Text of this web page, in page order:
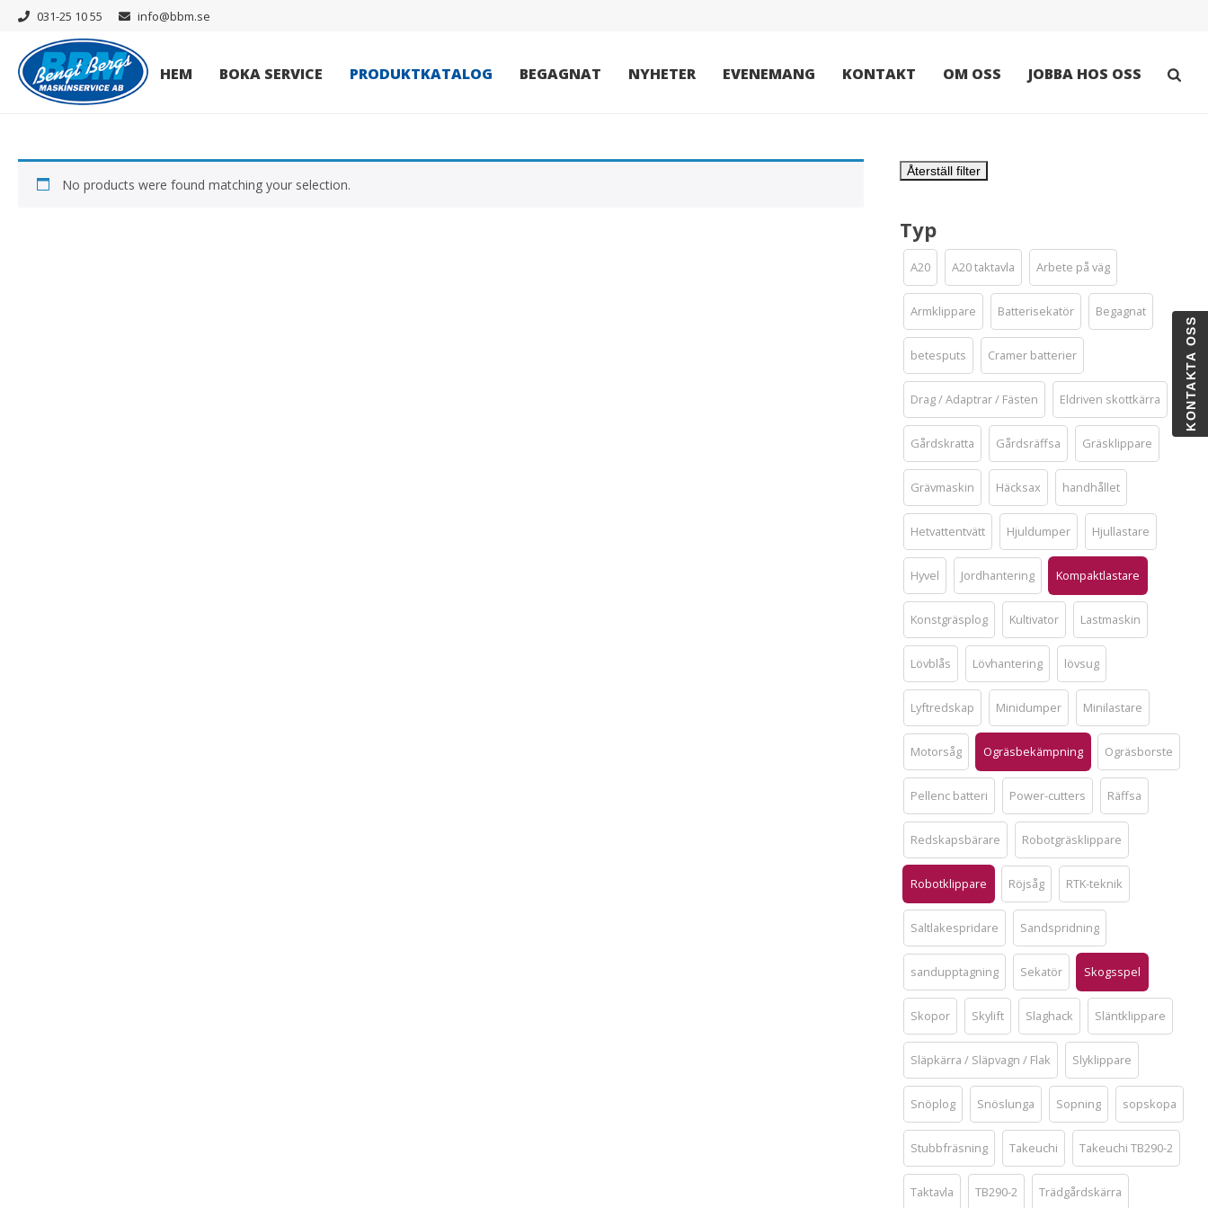
031-25 10 55 info@bbm.se
HEM BOKA SERVICE PRODUKTKATALOG BEGAGNAT NYHETER EVENEMANG KONTAKT OM OSS JOBBA HOS OSS
No products were found matching your selection.
Återställ filter
Typ
A20 A20 taktavla Arbete på väg
Armklippare Batterisekatör Begagnat
betesputs Cramer batterier
Drag / Adaptrar / Fästen Eldriven skottkärra
Gårdskratta Gårdsräffsa Gräsklippare
Grävmaskin Häcksax handhållet
Hetvattentvätt Hjuldumper Hjullastare
Hyvel Jordhantering Kompaktlastare
Konstgräsplog Kultivator Lastmaskin
Lövblås Lövhantering lövsug
Lyftredskap Minidumper Minilastare
Motorsåg Ogräsbekämpning Ogräsborste
Pellenc batteri Power-cutters Räffsa
Redskapsbärare Robotgräsklippare
Robotklippare Röjsåg RTK-teknik
Saltlakespridare Sandspridning
sandupptagning Sekatör Skogsspel
Skopor Skylift Slaghack Släntklippare
Släpkärra / Släpvagn / Flak Slyklippare
Snöplog Snöslunga Sopning sopskopa
Stubbfräsning Takeuchi Takeuchi TB290-2
Taktavla TB290-2 Trädgårdskärra
KONTAKTA OSS